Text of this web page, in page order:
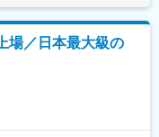
テバの合弁会社として生
、社名変更を行いまし
最も成長している市場の
ェネリック、長期収載品
おいて、創薬研究部門、
と共に全バリューチェー
クトマネジメントに携わ
するグローバル開発に携
場／日本最大級の